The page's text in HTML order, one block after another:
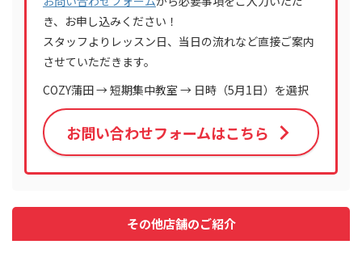
き、お申し込みください！
スタッフよりレッスン日、当日の流れなど直接ご案内
させていただきます。
COZY蒲田 → 短期集中教室 → 日時（5月1日）を選択
お問い合わせフォームはこちら
その他店舗のご紹介